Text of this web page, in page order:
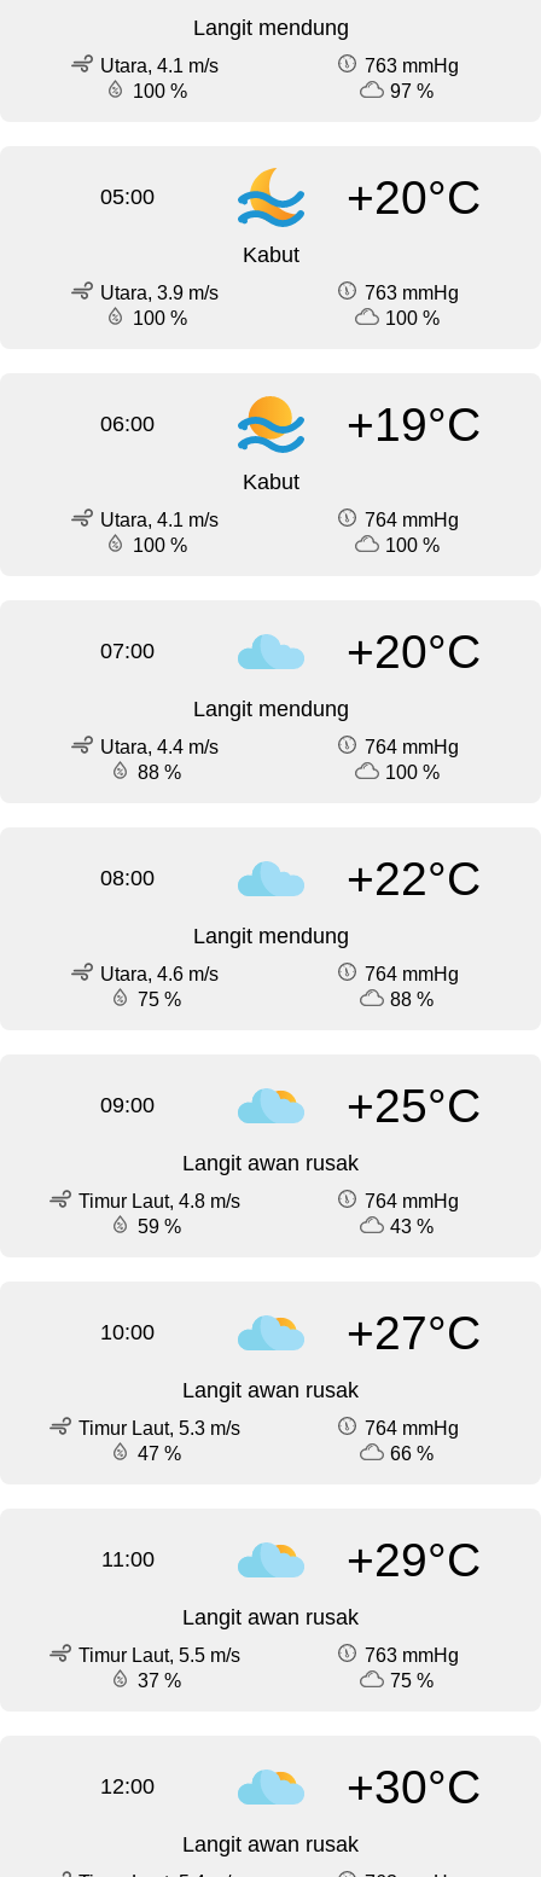
Langit mendung
Utara, 4.1 m/s
763 mmHg
100 %
97 %
05:00 +20°C
Kabut
Utara, 3.9 m/s
763 mmHg
100 %
100 %
06:00 +19°C
Kabut
Utara, 4.1 m/s
764 mmHg
100 %
100 %
07:00 +20°C
Langit mendung
Utara, 4.4 m/s
764 mmHg
88 %
100 %
08:00 +22°C
Langit mendung
Utara, 4.6 m/s
764 mmHg
75 %
88 %
09:00 +25°C
Langit awan rusak
Timur Laut, 4.8 m/s
764 mmHg
59 %
43 %
10:00 +27°C
Langit awan rusak
Timur Laut, 5.3 m/s
764 mmHg
47 %
66 %
11:00 +29°C
Langit awan rusak
Timur Laut, 5.5 m/s
763 mmHg
37 %
75 %
12:00 +30°C
Langit awan rusak